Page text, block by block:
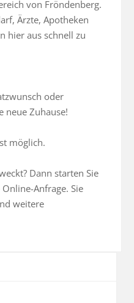
von Fröndenberg.
Ärzte, Apotheken
hier aus schnell zu
oder
neue Zuhause!
möglich.
Dann starten Sie
Anfrage. Sie
weitere